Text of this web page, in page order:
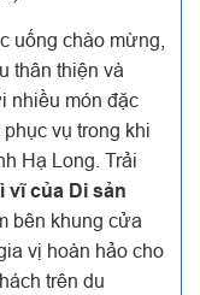
uống chào mừng,
thân thiện và
nhiều món đặc
vụ trong khi
Hạ Long. Trải
của Di sản
bên khung cửa
vị hoàn hảo cho
trên du